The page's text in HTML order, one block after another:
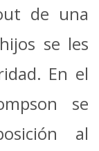
de una
se les
En el
se
al